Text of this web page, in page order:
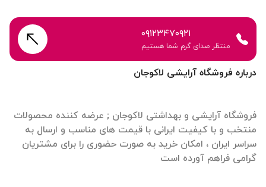
درباره فروشگاه آرایشی لاکوجان
فروشگاه آرایشی و بهداشتی لاکوجان ; عرضه کننده محصولات
منتخب و با کیفیت ایرانی با قیمت های مناسب و ارسال به
سراسر ایران ، امکان خرید به صورت حضوری را برای مشتریان
گرامی فراهم آورده است
۰۹۱۲۳۴۷۰۹۲۱
منتظر صدای گرم شما هستیم